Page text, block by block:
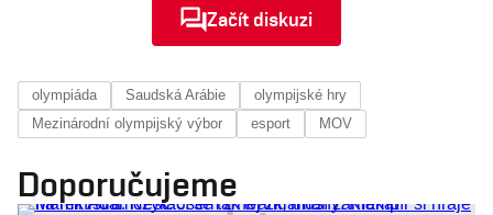
Začít diskuzi
olympiáda Saudská Arábie
olympijské hry
Mezinárodní olympijský výbor
esport MOV
Doporučujeme